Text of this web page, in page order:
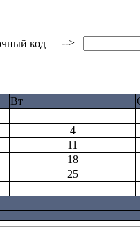
-->
Вт
4
11
18
25